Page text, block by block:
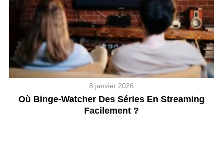
8 janvier 2026
Où Binge-Watcher Des Séries En Streaming
Facilement ?